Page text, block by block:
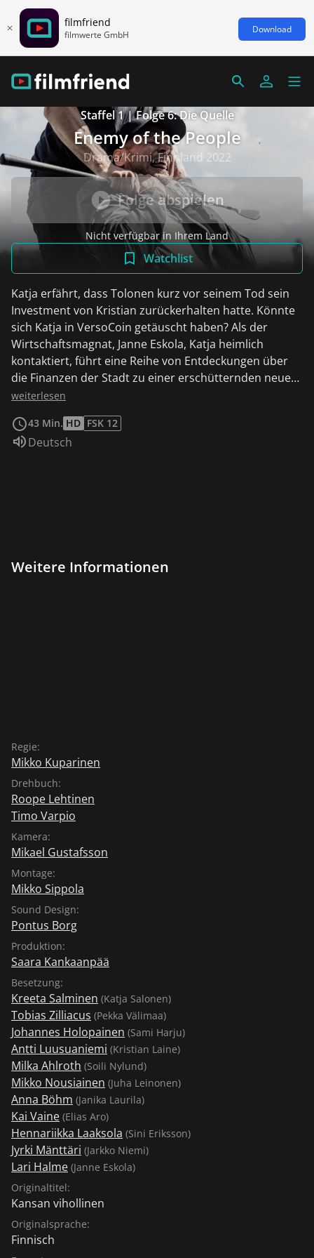
filmfriend
filmwerte GmbH Download
Staffel 1 | Folge 6: Die Quelle
Enemy of the People
Drama/Krimi, Finnland 2022
Folge abspielen
Nicht verfügbar in Ihrem Land
Watchlist
Katja erfährt, dass Tolonen kurz vor seinem Tod sein
Investment von Kristian zurückerhalten hatte. Könnte
sich Katja in VersoCoin getäuscht haben? Als der
Wirtschaftsmagnat, Janne Eskola, Katja heimlich
kontaktiert, führt eine Reihe von Entdeckungen über
die Finanzen der Stadt zu einer erschütternden neuen
Theorie.
weiterlesen
43 Min. HD FSK 12
Sprache:
Deutsch
Weitere Informationen
Regie:
Mikko Kuparinen
Drehbuch:
Roope Lehtinen
Timo Varpio
Kamera:
Mikael Gustafsson
Montage:
Mikko Sippola
Sound Design:
Pontus Borg
Produktion:
Saara Kankaanpää
Besetzung:
Kreeta Salminen (Katja Salonen)
Tobias Zilliacus (Pekka Välimaa)
Johannes Holopainen (Sami Harju)
Antti Luusuaniemi (Kristian Laine)
Milka Ahlroth (Soili Nylund)
Mikko Nousiainen (Juha Leinonen)
Anna Böhm (Janika Laurila)
Kai Vaine (Elias Aro)
Hennariikka Laaksola (Sini Eriksson)
Jyrki Mänttäri (Jarkko Niemi)
Lari Halme (Janne Eskola)
Originaltitel:
Kansan vihollinen
Originalsprache:
Finnisch